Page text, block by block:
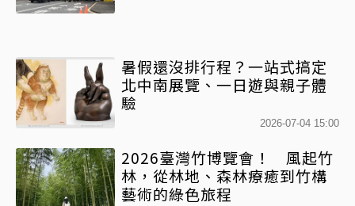
暑假還沒排行程？一站式搞定
北中南展覽、一日遊與親子體
驗
2026-07-04 15:00
2026臺灣竹博覽會！ 風起竹
林，從林地、森林療癒到竹構
藝術的綠色旅程